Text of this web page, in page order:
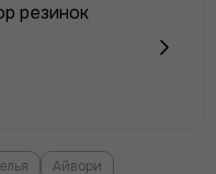
резинок
Айвори